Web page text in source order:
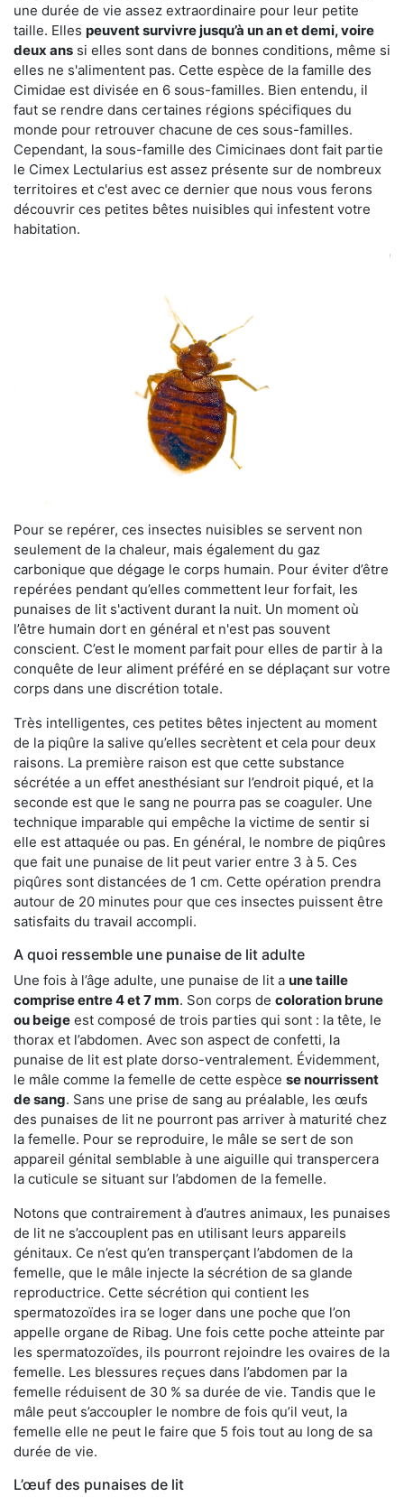
une durée de vie assez extraordinaire pour leur petite
taille. Elles peuvent survivre jusqu’à un an et demi, voire
deux ans si elles sont dans de bonnes conditions, même si
elles ne s'alimentent pas. Cette espèce de la famille des
Cimidae est divisée en 6 sous-familles. Bien entendu, il
faut se rendre dans certaines régions spécifiques du
monde pour retrouver chacune de ces sous-familles.
Cependant, la sous-famille des Cimicinaes dont fait partie
le Cimex Lectularius est assez présente sur de nombreux
territoires et c'est avec ce dernier que nous vous ferons
découvrir ces petites bêtes nuisibles qui infestent votre
habitation.
Pour se repérer, ces insectes nuisibles se servent non
seulement de la chaleur, mais également du gaz
carbonique que dégage le corps humain. Pour éviter d’être
repérées pendant qu’elles commettent leur forfait, les
punaises de lit s'activent durant la nuit. Un moment où
l’être humain dort en général et n'est pas souvent
conscient. C’est le moment parfait pour elles de partir à la
conquête de leur aliment préféré en se déplaçant sur votre
corps dans une discrétion totale.
Très intelligentes, ces petites bêtes injectent au moment
de la piqûre la salive qu’elles secrètent et cela pour deux
raisons. La première raison est que cette substance
sécrétée a un effet anesthésiant sur l’endroit piqué, et la
seconde est que le sang ne pourra pas se coaguler. Une
technique imparable qui empêche la victime de sentir si
elle est attaquée ou pas. En général, le nombre de piqûres
que fait une punaise de lit peut varier entre 3 à 5. Ces
piqûres sont distancées de 1 cm. Cette opération prendra
autour de 20 minutes pour que ces insectes puissent être
satisfaits du travail accompli.
A quoi ressemble une punaise de lit adulte
Une fois à l’âge adulte, une punaise de lit a une taille
comprise entre 4 et 7 mm. Son corps de coloration brune
ou beige est composé de trois parties qui sont : la tête, le
thorax et l’abdomen. Avec son aspect de confetti, la
punaise de lit est plate dorso-ventralement. Évidemment,
le mâle comme la femelle de cette espèce se nourrissent
de sang. Sans une prise de sang au préalable, les œufs
des punaises de lit ne pourront pas arriver à maturité chez
la femelle. Pour se reproduire, le mâle se sert de son
appareil génital semblable à une aiguille qui transpercera
la cuticule se situant sur l’abdomen de la femelle.
Notons que contrairement à d’autres animaux, les punaises
de lit ne s’accouplent pas en utilisant leurs appareils
génitaux. Ce n’est qu’en transperçant l’abdomen de la
femelle, que le mâle injecte la sécrétion de sa glande
reproductrice. Cette sécrétion qui contient les
spermatozoïdes ira se loger dans une poche que l’on
appelle organe de Ribag. Une fois cette poche atteinte par
les spermatozoïdes, ils pourront rejoindre les ovaires de la
femelle. Les blessures reçues dans l’abdomen par la
femelle réduisent de 30 % sa durée de vie. Tandis que le
mâle peut s’accoupler le nombre de fois qu’il veut, la
femelle elle ne peut le faire que 5 fois tout au long de sa
durée de vie.
L’œuf des punaises de lit